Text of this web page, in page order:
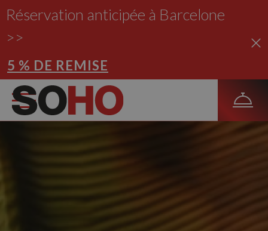
Réservation anticipée à Barcelone
>>
5 % DE REMISE